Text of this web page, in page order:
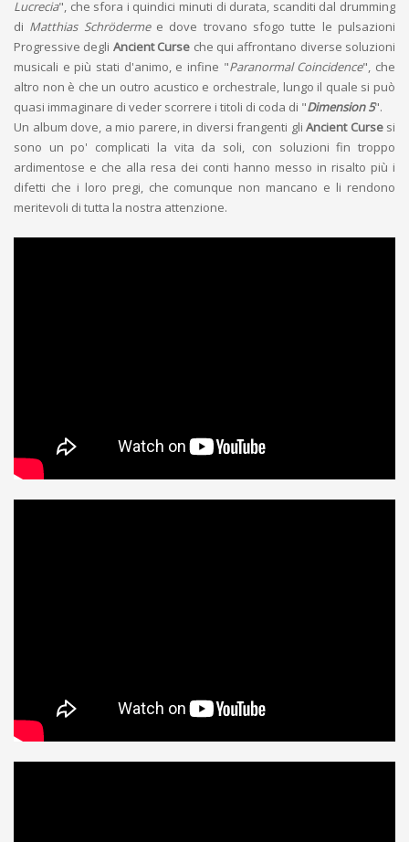
Lucrecia", che sfora i quindici minuti di durata, scanditi dal drumming
di Matthias Schröderme e dove trovano sfogo tutte le pulsazioni
Progressive degli Ancient Curse che qui affrontano diverse soluzioni
musicali e più stati d'animo, e infine "Paranormal Coincidence", che
altro non è che un outro acustico e orchestrale, lungo il quale si può
quasi immaginare di veder scorrere i titoli di coda di "Dimension 5".
Un album dove, a mio parere, in diversi frangenti gli Ancient Cursesi
sono un po' complicati la vita da soli, con soluzioni fin troppo
ardimentose e che alla resa dei conti hanno messo in risalto più i
difetti che i loro pregi, che comunque non mancano e li rendono
meritevoli di tutta la nostra attenzione.